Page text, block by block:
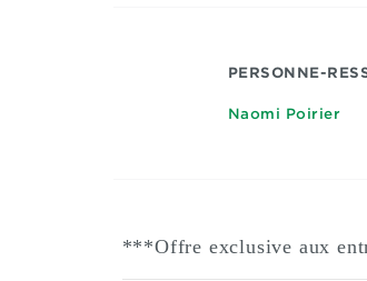
PERSONNE-
Naomi Poirier
***Offre exclusive aux